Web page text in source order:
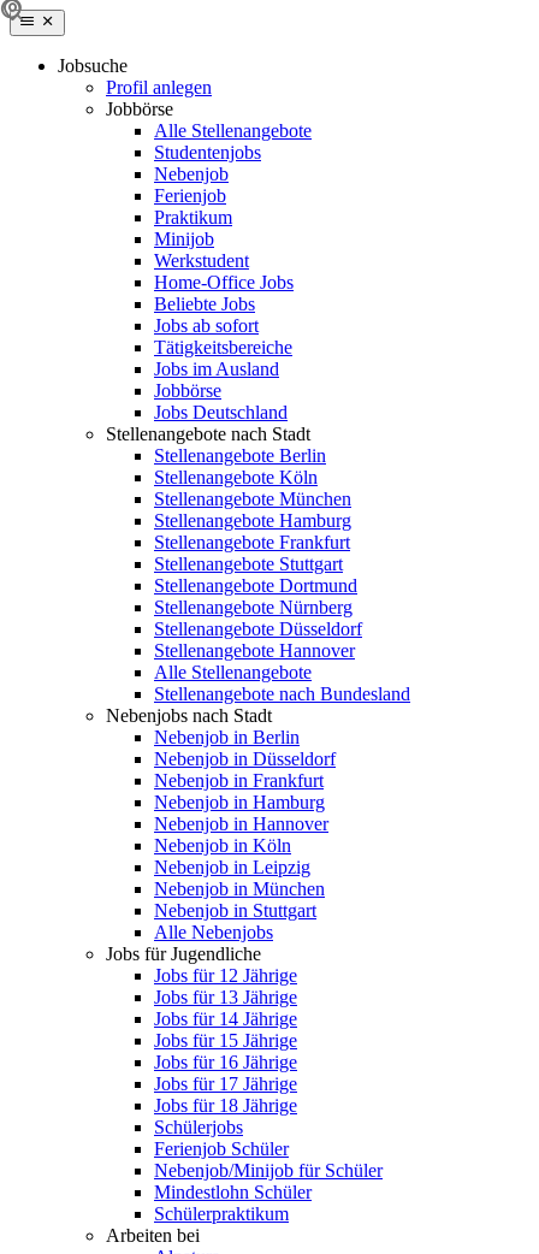
Jobsuche
Profil anlegen
Jobbörse
Alle Stellenangebote
Studentenjobs
Nebenjob
Ferienjob
Praktikum
Minijob
Werkstudent
Home-Office Jobs
Beliebte Jobs
Jobs ab sofort
Tätigkeitsbereiche
Jobs im Ausland
Jobbörse
Jobs Deutschland
Stellenangebote nach Stadt
Stellenangebote Berlin
Stellenangebote Köln
Stellenangebote München
Stellenangebote Hamburg
Stellenangebote Frankfurt
Stellenangebote Stuttgart
Stellenangebote Dortmund
Stellenangebote Nürnberg
Stellenangebote Düsseldorf
Stellenangebote Hannover
Alle Stellenangebote
Stellenangebote nach Bundesland
Nebenjobs nach Stadt
Nebenjob in Berlin
Nebenjob in Düsseldorf
Nebenjob in Frankfurt
Nebenjob in Hamburg
Nebenjob in Hannover
Nebenjob in Köln
Nebenjob in Leipzig
Nebenjob in München
Nebenjob in Stuttgart
Alle Nebenjobs
Jobs für Jugendliche
Jobs für 12 Jährige
Jobs für 13 Jährige
Jobs für 14 Jährige
Jobs für 15 Jährige
Jobs für 16 Jährige
Jobs für 17 Jährige
Jobs für 18 Jährige
Schülerjobs
Ferienjob Schüler
Nebenjob/Minijob für Schüler
Mindestlohn Schüler
Schülerpraktikum
Arbeiten bei